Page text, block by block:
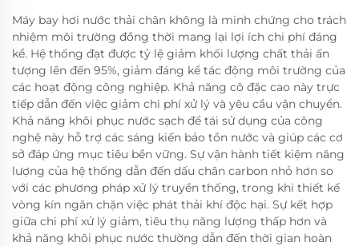
Máy bay hơi nước thải chân không là minh chứng cho trách
nhiệm môi trường đồng thời mang lại lợi ích chi phí đáng
kể. Hệ thống đạt được tỷ lệ giảm khối lượng chất thải ấn
tượng lên đến 95%, giảm đáng kể tác động môi trường của
các hoạt động công nghiệp. Khả năng cô đặc cao này trực
tiếp dẫn đến việc giảm chi phí xử lý và yêu cầu vận chuyển.
Khả năng khôi phục nước sạch để tái sử dụng của công
nghệ này hỗ trợ các sáng kiến bảo tồn nước và giúp các cơ
sở đáp ứng mục tiêu bền vững. Sự vận hành tiết kiệm năng
lượng của hệ thống dẫn đến dấu chân carbon nhỏ hơn so
với các phương pháp xử lý truyền thống, trong khi thiết kế
vòng kín ngăn chặn việc phát thải khí độc hại. Sự kết hợp
giữa chi phí xử lý giảm, tiêu thụ năng lượng thấp hơn và
khả năng khôi phục nước thường dẫn đến thời gian hoàn